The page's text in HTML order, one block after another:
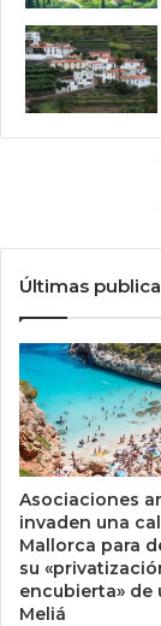
Últimas
Asociaciones
invaden una
Mallorca para
su
encubierta» de
Meliá